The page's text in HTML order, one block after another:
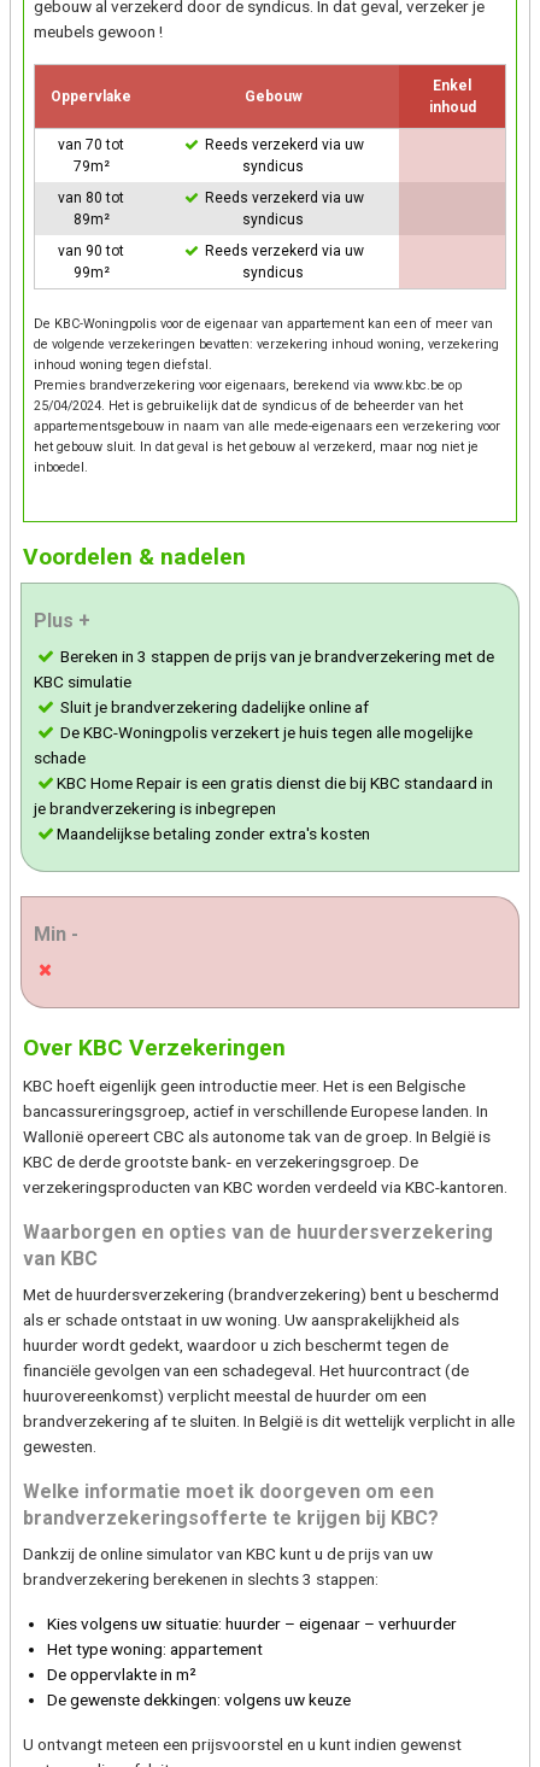
gebouw al verzekerd door de syndicus. In dat geval, verzeker je
meubels gewoon !
Oppervlake Gebouw
Enkel
inhoud
van 70 tot
79m²
Reeds verzekerd via uw
syndicus
van 80 tot
89m²
Reeds verzekerd via uw
syndicus
van 90 tot
99m²
Reeds verzekerd via uw
syndicus
De KBC-Woningpolis voor de eigenaar van appartement kan een of meer van
de volgende verzekeringen bevatten: verzekering inhoud woning, verzekering
inhoud woning tegen diefstal.
Premies brandverzekering voor eigenaars, berekend via www.kbc.be op
25/04/2024. Het is gebruikelijk dat de syndicus of de beheerder van het
appartementsgebouw in naam van alle mede-eigenaars een verzekering voor
het gebouw sluit. In dat geval is het gebouw al verzekerd, maar nog niet je
inboedel.
Voordelen & nadelen
Plus +
Bereken in 3 stappen de prijs van je brandverzekering met de
KBC simulatie
Sluit je brandverzekering dadelijke online af
De KBC-Woningpolis verzekert je huis tegen alle mogelijke
schade
KBC Home Repair is een gratis dienst die bij KBC standaard in
je brandverzekering is inbegrepen
Maandelijkse betaling zonder extra's kosten
Min -
Over KBC Verzekeringen
KBC hoeft eigenlijk geen introductie meer. Het is een Belgische
bancassureringsgroep, actief in verschillende Europese landen. In
Wallonië opereert CBC als autonome tak van de groep. In België is
KBC de derde grootste bank- en verzekeringsgroep. De
verzekeringsproducten van KBC worden verdeeld via KBC-kantoren.
Waarborgen en opties van de huurdersverzekering
van KBC
Met de huurdersverzekering (brandverzekering) bent u beschermd
als er schade ontstaat in uw woning. Uw aansprakelijkheid als
huurder wordt gedekt, waardoor u zich beschermt tegen de
financiële gevolgen van een schadegeval. Het huurcontract (de
huurovereenkomst) verplicht meestal de huurder om een
brandverzekering af te sluiten. In België is dit wettelijk verplicht in alle
gewesten.
Welke informatie moet ik doorgeven om een
brandverzekeringsofferte te krijgen bij KBC?
Dankzij de online simulator van KBC kunt u de prijs van uw
brandverzekering berekenen in slechts 3 stappen:
Kies volgens uw situatie: huurder – eigenaar – verhuurder
Het type woning: appartement
De oppervlakte in m²
De gewenste dekkingen: volgens uw keuze
U ontvangt meteen een prijsvoorstel en u kunt indien gewenst